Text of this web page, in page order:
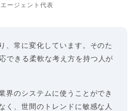
ージェント代表
、常に変化しています。そのた
できる柔軟な考え方を持つ人が
界のシステムに使うことができ
く、世間のトレンドに敏感な人